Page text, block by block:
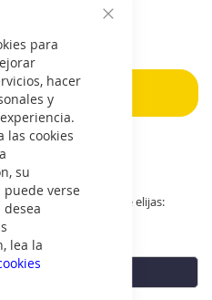
para
hacer
y
las cookies
su
verse
desea
lea la
Añadir
el tramo horario que elijas:
disponibilidad